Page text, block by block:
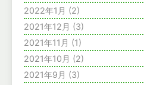
2022年1月 (2)
2021年12月 (3)
2021年11月 (1)
2021年10月 (2)
2021年9月 (3)